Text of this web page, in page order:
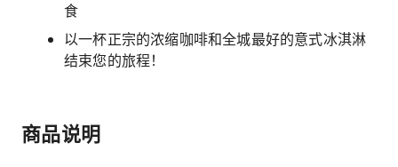
食
以一杯正宗的浓缩咖啡和全城最好的意式冰淇淋
结束您的旅程！
商品说明